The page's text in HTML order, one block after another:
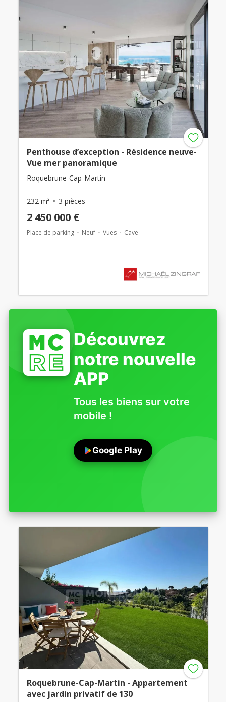
Penthouse d’exception - Résidence neuve-
Vue mer panoramique
Roquebrune-Cap-Martin -
232 m² 3 pièces
2 450 000 €
Place de parking Neuf Vues Cave
Découvrez
notre nouvelle
APP
Tous les biens sur votre
mobile !
Google Play
Roquebrune-Cap-Martin - Appartement
avec jardin privatif de 130